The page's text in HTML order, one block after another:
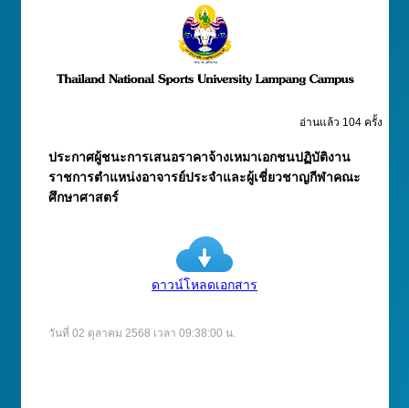
อ่านแล้ว 104 ครั้ง
ประกาศผู้ชนะการเสนอราคาจ้างเหมาเอกชนปฏิบัติงาน
ราชการตำแหน่งอาจารย์ประจำและผู้เชี่ยวชาญกีฬาคณะ
ศึกษาศาสตร์
ดาวน์โหลดเอกสาร
วันที่ 02 ตุลาคม 2568 เวลา 09:38:00 น.